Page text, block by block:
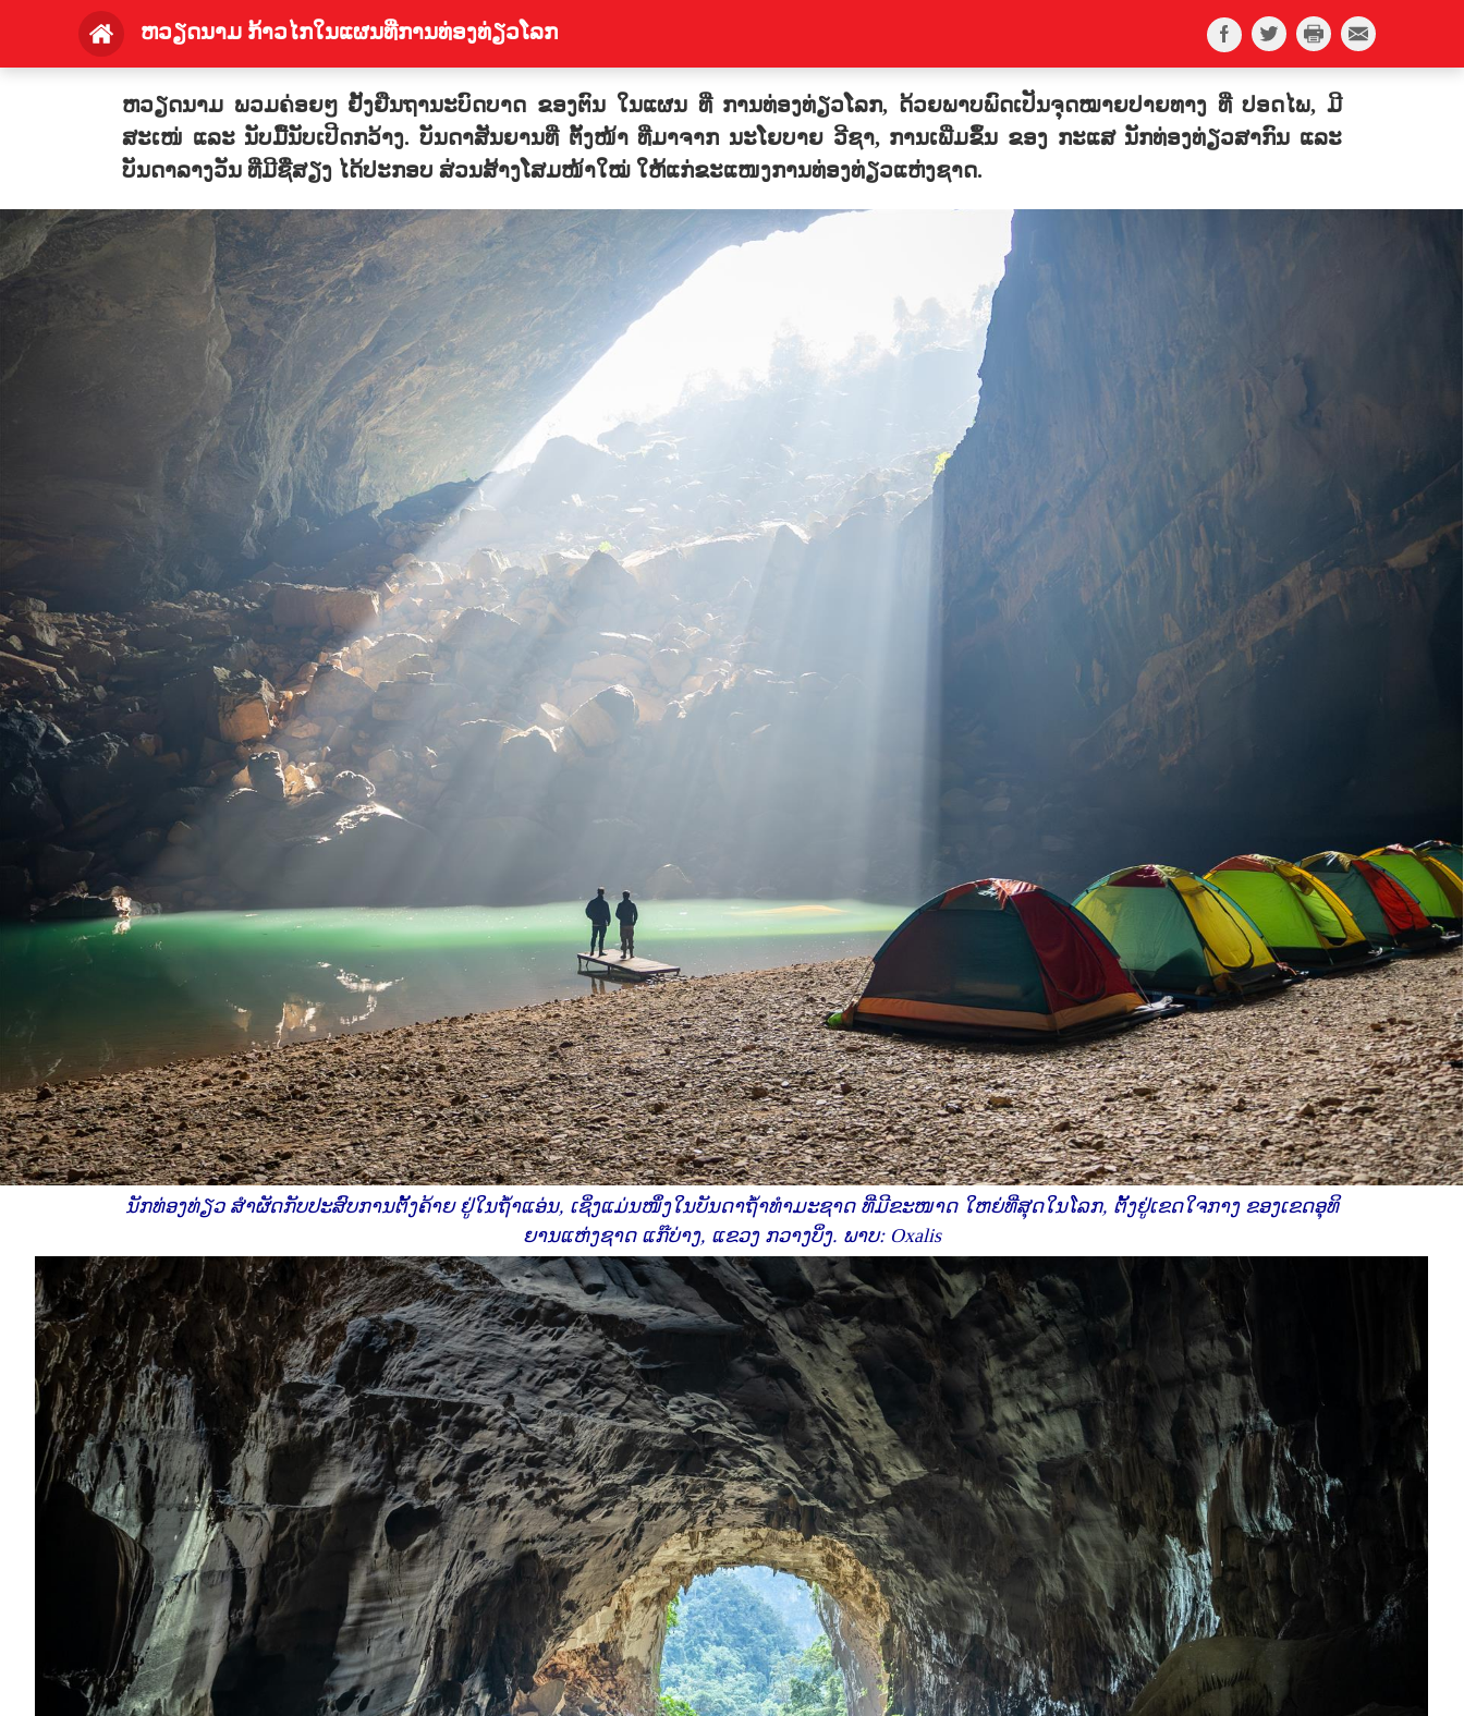
ຫວຽດນາມ ກ້າວໄກໃນແຜນທີ່ການທ່ອງທ່ຽວໂລກ
ຫວຽດນາມ ພວມຄ່ອຍໆ ຢັ້ງຢືນຖານະບົດບາດ ຂອງຕົນ ໃນແຜນ ທີ່ ການທ່ອງທ່ຽວໂລກ, ດ້ວຍພາບພົດເປັນຈຸດໝາຍປາຍທາງ ທີ່ ປອດໄພ, ມີ
ສະເໜ່ ແລະ ນັບມື້ນັບເປີດກວ້າງ. ບັນດາສັນຍານທີ່ ຕັ້ງໜ້າ ທີ່ມາຈາກ ນະໂຍບາຍ ວີຊາ, ການເພີ່ມຂຶ້ນ ຂອງ ກະແສ ນັກທ່ອງທ່ຽວສາກົນ ແລະ
ບັນດາລາງວັນ ທີ່ມີຊື່ສຽງ ໄດ້ປະກອບ ສ່ວນສ້າງໂສມໜ້າໃໝ່ ໃຫ້ແກ່ຂະແໜງການທ່ອງທ່ຽວແຫ່ງຊາດ.
ນັກທ່ອງທ່ຽວ ສໍາຜັດກັບປະສົບການຕັ້ງຄ້າຍ ຢູ່ໃນຖໍ້າແອ່ນ, ເຊິ່ງແມ່ນໜຶ່ງໃນບັນດາຖໍ້າທຳມະຊາດ ທີ່ມີຂະໜາດ ໃຫຍ່ທີ່ສຸດໃນໂລກ, ຕັ້ງຢູ່ເຂດໃຈກາງ ຂອງເຂດອຸທິ
ຍານແຫ່ງຊາດ ແກ໊ບ່າງ, ແຂວງ ກວາງບິ່ງ. ພາບ: Oxalis